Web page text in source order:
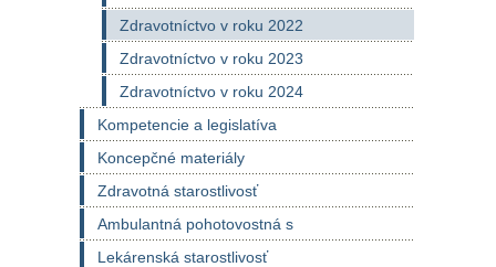
Zdravotníctvo v roku 2022
Zdravotníctvo v roku 2023
Zdravotníctvo v roku 2024
Kompetencie a legislatíva
Koncepčné materiály
Zdravotná starostlivosť
Ambulantná pohotovostná s
Lekárenská starostlivosť